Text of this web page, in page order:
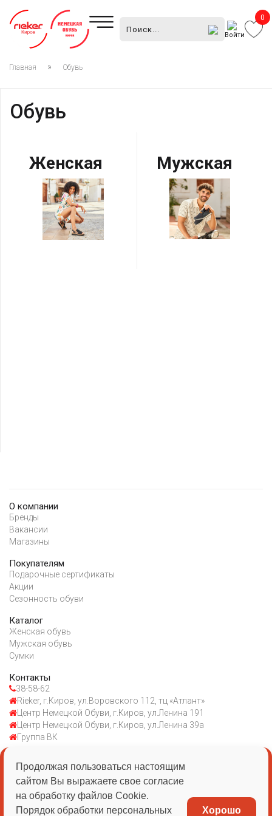
Войти
0
Главная Обувь
Обувь
Женская Мужская
О компании
Бренды
Вакансии
Магазины
Покупателям
Подарочные сертификаты
Акции
Сезонность обуви
Каталог
Женская обувь
Мужская обувь
Сумки
Контакты
38-58-62
Rieker, г.Киров, ул.Воровского 112, тц «Атлант»
Центр Немецкой Обуви, г.Киров, ул.Ленина 191
Центр Немецкой Обуви, г.Киров, ул.Ленина 39а
Группа ВК
ИП Казаковцева ЕВ
ОГРН 1054313528103
Продолжая пользоваться настоящим
сайтом Вы выражаете свое согласие
на обработку файлов Cookie.
Порядок обработки персональных
Хорошо